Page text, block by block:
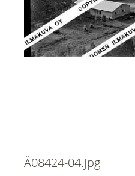
Ä08424-04.jpg